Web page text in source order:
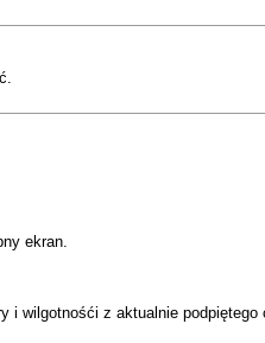
ekran.
wilgotnośći z aktualnie